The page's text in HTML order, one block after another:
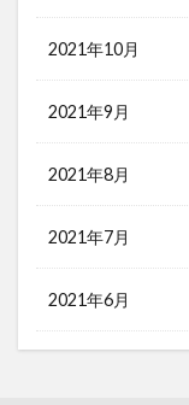
2021年10月
2021年9月
2021年8月
2021年7月
2021年6月